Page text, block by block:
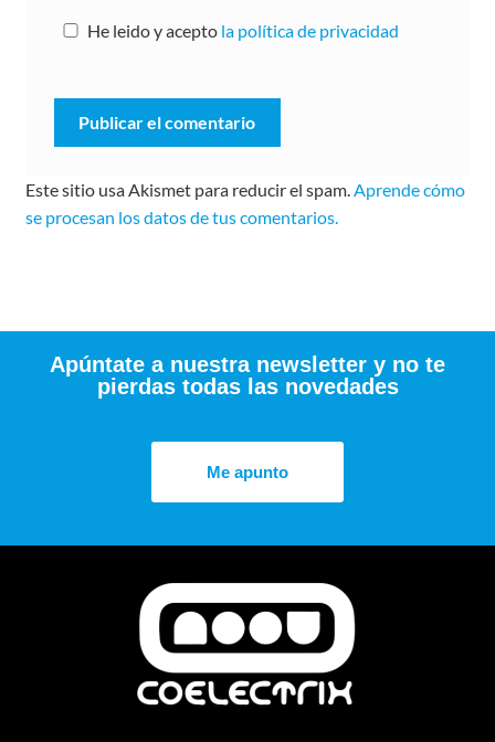
He leido y acepto la política de privacidad
Este sitio usa Akismet para reducir el spam.Aprende cómo
se procesan los datos de tus comentarios.
Apúntate a nuestra newsletter y no te
pierdas todas las novedades
Me apunto